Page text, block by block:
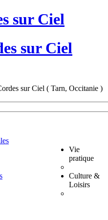
sur Ciel
sur Ciel ( Tarn, Occitanie )
Vie
pratique
Culture &
Loisirs